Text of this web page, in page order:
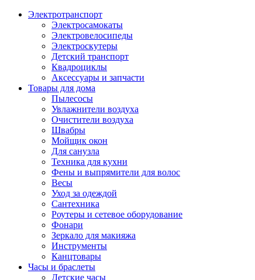
Электротранспорт
Электросамокаты
Электровелосипеды
Электроскутеры
Детский транспорт
Квадроциклы
Аксессуары и запчасти
Товары для дома
Пылесосы
Увлажнители воздуха
Очистители воздуха
Швабры
Мойщик окон
Для санузла
Техника для кухни
Фены и выпрямители для волос
Весы
Уход за одеждой
Сантехника
Роутеры и сетевое оборудование
Фонари
Зеркало для макияжа
Инструменты
Канцтовары
Часы и браслеты
Детские часы